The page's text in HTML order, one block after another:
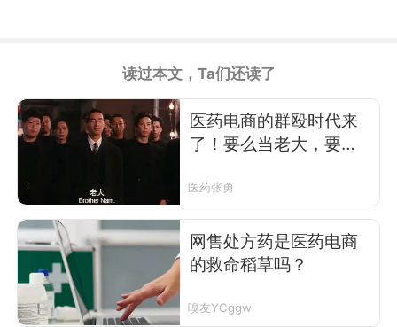
读过本文，Ta们还读了
医药电商的群殴时代来
了！要么当老大，要么
医药张勇
网售处方药是医药电商
的救命稻草吗？
嗅友YCggw